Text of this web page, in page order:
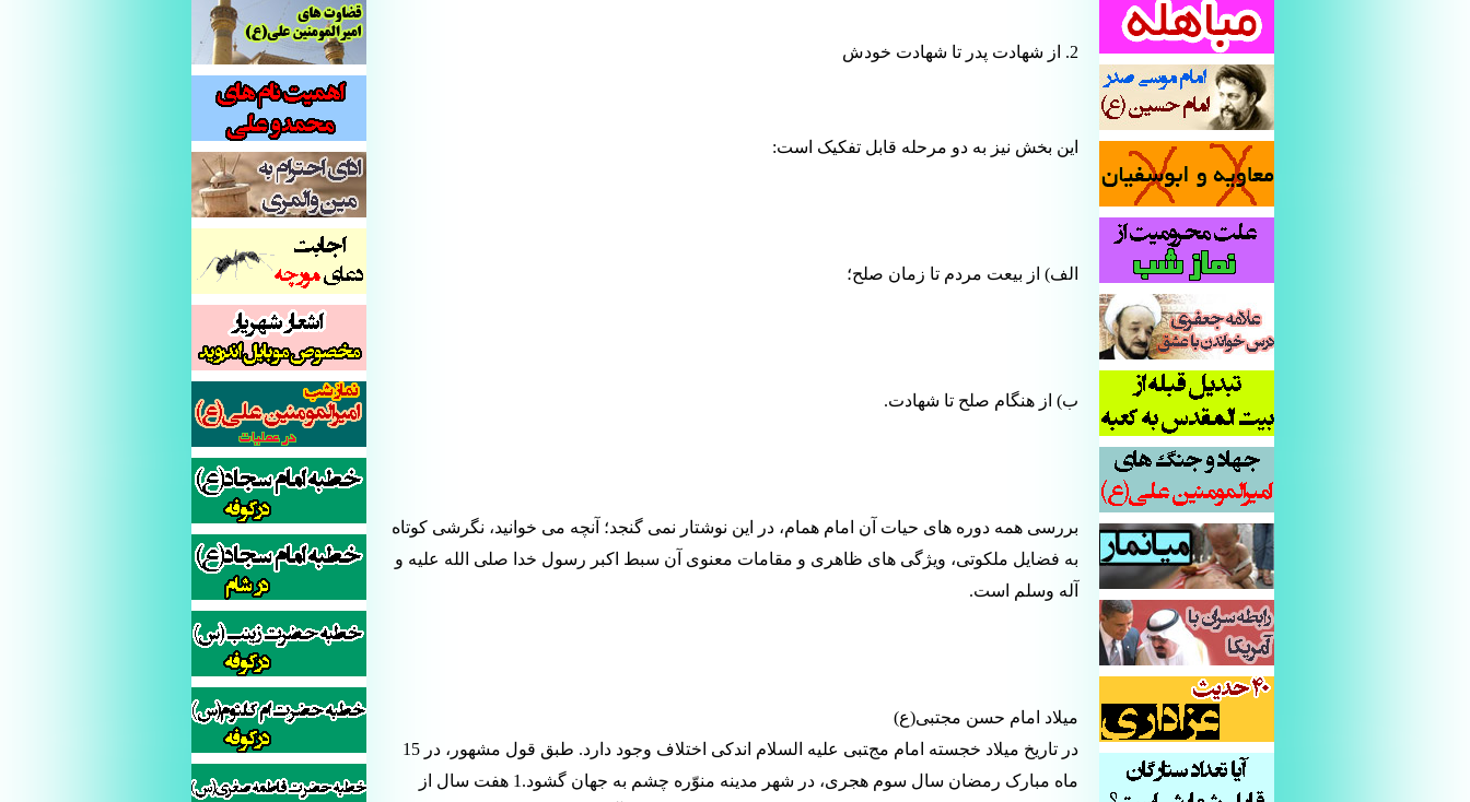
2. از شهادت پدر تا شهادت خودش
این بخش نیز به دو مرحله قابل تفکیک است:
الف) از بیعت مردم تا زمان صلح؛
ب) از هنگام صلح تا شهادت.
بررسی همه دوره های حیات آن امام همام، در این نوشتار نمی گنجد؛ آنچه می خوانید، نگرشی کوتاه
به فضایل ملکوتی، ویژگی های ظاهری و مقامات معنوی آن سبط اکبر رسول خدا صلی الله علیه و
آله وسلم است.
میلاد امام حسن مجتبی(ع)
در تاریخ میلاد خجسته امام مجتبی علیه السلام اندکی اختلاف وجود دارد. طبق قول مشهور، در 15
ماه مبارک رمضان سال سوم هجری، در شهر مدینه منوّره چشم به جهان گشود.1 هفت سال از